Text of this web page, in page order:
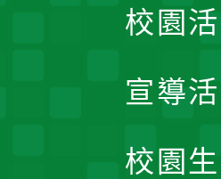
校園
宣導
校園